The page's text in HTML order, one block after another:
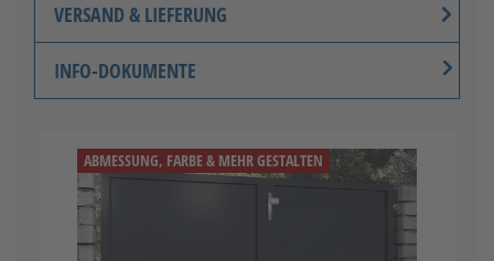
VERSAND & LIEFERUNG
INFO-DOKUMENTE
ABMESSUNG, FARBE & MEHR GESTALTEN